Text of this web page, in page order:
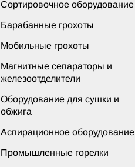
Сортировочное оборудование
Барабанные грохоты
Мобильные грохоты
Магнитные сепараторы и
железоотделители
Оборудование для сушки и
обжига
Аспирационное оборудование
Промышленные горелки